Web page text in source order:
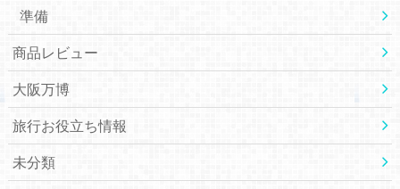
準備
商品レビュー
大阪万博
旅行お役立ち情報
未分類